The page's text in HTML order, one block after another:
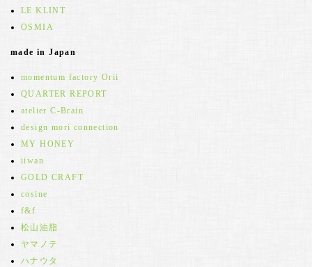
LE KLINT
OSMIA
made in Japan
momentum factory Orii
QUARTER REPORT
atelier C-Brain
design mori connection
MY HONEY
iiwan
GOLD CRAFT
cosine
f&f
松山油脂
ヤマノテ
ハナウタ